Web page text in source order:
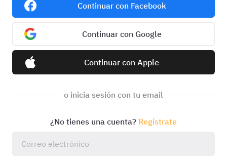
Continuar con Facebook
Continuar con Google
Continuar con Apple
o inicia sesión con tu email
¿No tienes una cuenta? Regístrate